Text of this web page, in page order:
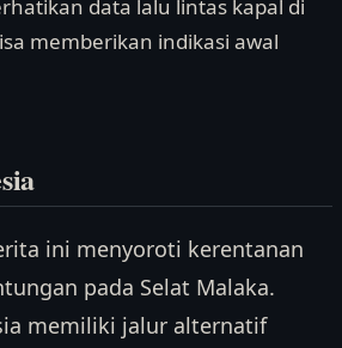
data lalu lintas kapal di
memberikan indikasi awal
ini menyoroti kerentanan
pada Selat Malaka.
memiliki jalur alternatif